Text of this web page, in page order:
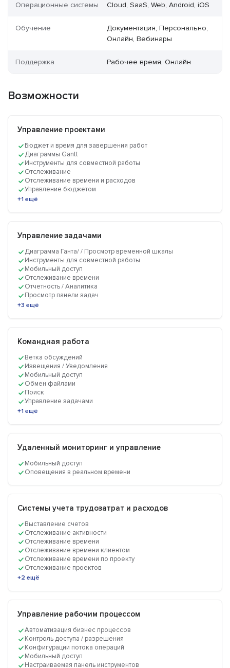
Операционные системы Cloud, SaaS, Web, Android, iOS
Обучение
Документация, Персонально,
Онлайн, Вебинары
Поддержка Рабочее время, Онлайн
Возможности
Управление проектами
Бюджет и время для завершения работ
Диаграммы Gantt
Инструменты для совместной работы
Отслеживание
Отслеживание времени и расходов
Управление бюджетом
+1 ещё
Управление задачами
Диаграмма Ганта/ / Просмотр временной шкалы
Инструменты для совместной работы
Мобильный доступ
Отслеживание времени
Отчетность / Аналитика
Просмотр панели задач
+3 ещё
Командная работа
Ветка обсуждений
Извещения / Уведомления
Мобильный доступ
Обмен файлами
Поиск
Управление задачами
+1 ещё
Удаленный мониторинг и управление
Мобильный доступ
Оповещения в реальном времени
Системы учета трудозатрат и расходов
Выставление счетов
Отслеживание активности
Отслеживание времени
Отслеживание времени клиентом
Отслеживание времени по проекту
Отслеживание проектов
+2 ещё
Управление рабочим процессом
Автоматизация бизнес процессов
Контроль доступа / разрешения
Конфигурации потока операций
Мобильный доступ
Настраиваемая панель инструментов